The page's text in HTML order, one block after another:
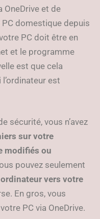
OneDrive et de
domestique depuis
PC doit être en
et le programme
est que cela
est
sécurité, vous n’avez
sur votre
modifiés ou
pouvez seulement
vers votre
En gros, vous
PC via OneDrive.